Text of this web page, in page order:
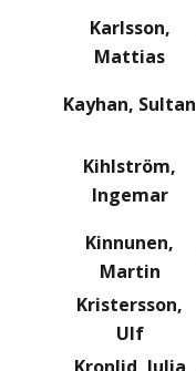
Karlsson,
Mattias
Kayhan, Sultan
Kihlström,
Ingemar
Kinnunen,
Martin
Kristersson,
Ulf